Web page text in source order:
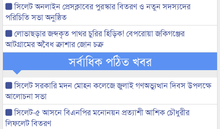
সিলেট অনলাইন প্রেসক্লাবের পুরস্কার বিতরণ ও নতুন সদস্যদের
পরিচিতি সভা অনুষ্ঠিত
লোভাছড়ার জব্দকৃত পাথর চুরির হিড়িক! বেপরোয়া জকিগঞ্জের
আটগ্রামের অবৈধ ক্রাশার জোন চক্র
সর্বাধিক পঠিত খবর
সিলেট সরকারি মদন মোহন কলেজে জুলাই গণঅভ্যুত্থান দিবস উপলক্ষে
আলোচনা সভা
সিলেট-৫ আসনে বিএনপির মনোনয়ন প্রত্যাশী আশিক চৌধুরীর
লিফলেট বিতরণ